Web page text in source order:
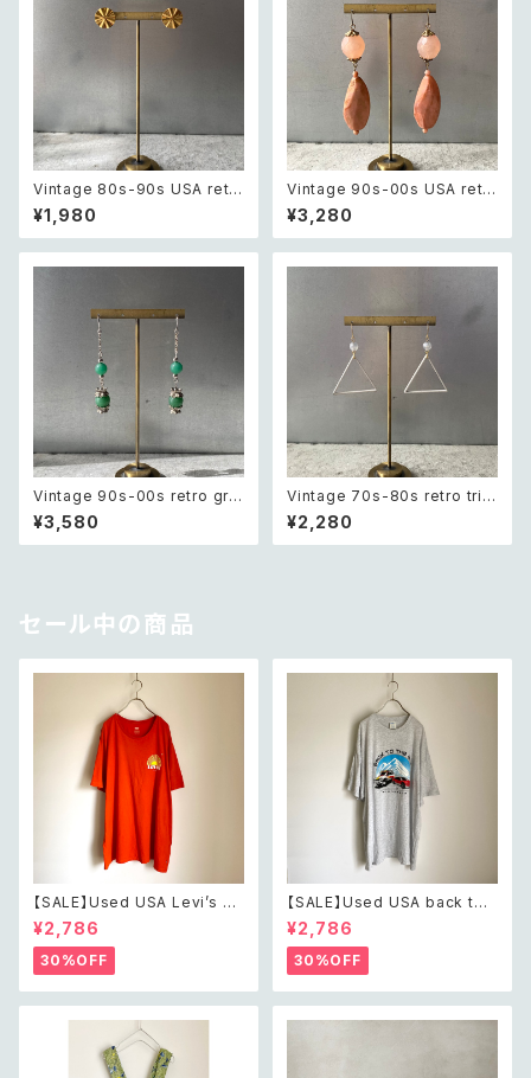
Vintage 80s-90s USA retr
o sun design pierce レトロ
アメリカ ヴィンテージ アクセサ
リー 太陽 デザイン ピアス
¥1,980
Vintage 90s-00s USA retr
o pink×gold marble beads
pierce レトロ アメリカ ヴィン
テージ アクセサリー ピンク×ゴ
¥3,280
Vintage 90s-00s retro gre
en aventurine pierce レトロ
ヴィンテージ アクセサリー 天然
石 グリーンアベンチュリン ピア
¥3,580
Vintage 70s-80s retro tria
ngle design beads pierce
レトロ ヴィンテージ アクセサリ
ー トライアングル デザイン ビー
¥2,280
セール中の商品
【SALE】Used USA Levi’s su
nrise design orange t shirt
レトロ アメリカ ユーズド 古着
リーバイス サンライズ デザイン
オレンジ Tシャツ XXL
¥2,786
30%OFF
【SALE】Used USA back to t
he 80s car design t shirt レ
トロ アメリカ ユーズド 古着 カ
ーデザイン ライトグレー Tシャ
ツ XXL
¥2,786
30%OFF